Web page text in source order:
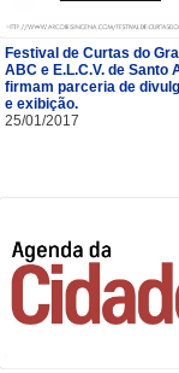
Festival de Curtas do
ABC e E.L.C.V. de Santo
firmam parceria de
e exibição.
25/01/2017